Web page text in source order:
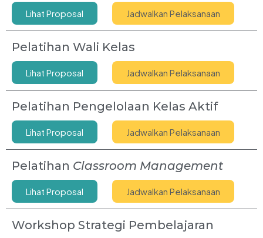
Lihat Proposal Jadwalkan Pelaksanaan
Pelatihan Wali Kelas
Lihat Proposal Jadwalkan Pelaksanaan
Pelatihan Pengelolaan Kelas Aktif
Lihat Proposal Jadwalkan Pelaksanaan
Pelatihan Classroom Management
Lihat Proposal Jadwalkan Pelaksanaan
Workshop Strategi Pembelajaran